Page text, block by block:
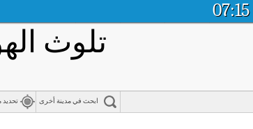
07:15
تلوث
تحديد ابحث في مدينة أخرى